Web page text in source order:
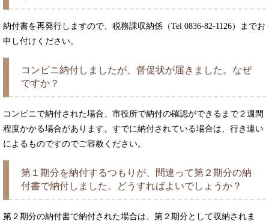
納付書を再発行しますので、税務課収納係（Tel 0836-82-1126）までお
申し付けください。
コンビニ納付しましたが、督促状が届きました。なぜ
ですか？
コンビニで納付された場合、市役所で納付の確認ができるまで２週間
程度かかる場合があります。すでに納付されている場合は、行き違い
によるものですのでご容赦ください。
第１期分を納付するつもりが、間違って第２期分の納
付書で納付しました。どうすればよいでしょうか？
第２期分の納付書で納付された場合は、第２期分として収納されま